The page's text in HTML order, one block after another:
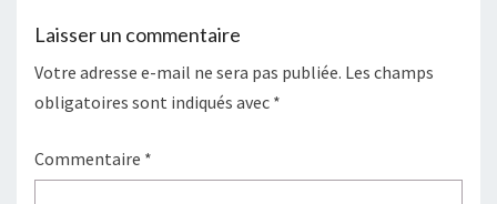
Laisser un commentaire
Votre adresse e-mail ne sera pas publiée. Les champs
obligatoires sont indiqués avec *
Commentaire *